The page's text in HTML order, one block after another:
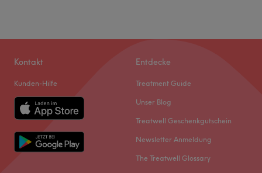
Kontakt
Kunden-Hilfe
Entdecke
Treatment Guide
Unser Blog
Treatwell Geschenkgutschein
Newsletter Anmeldung
The Treatwell Glossary